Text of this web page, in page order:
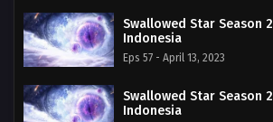
Swallowed Star Season
Indonesia
Eps 57 - April 13, 2023
Swallowed Star Season
Indonesia